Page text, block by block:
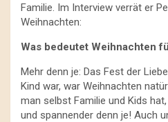
Familie. Im Interview verrät er
Weihnachten:
Was bedeutet Weihnachten
Mehr denn je: Das Fest der
Kind war, war Weihnachten
man selbst Familie und Kids
und spannender denn je! Auch